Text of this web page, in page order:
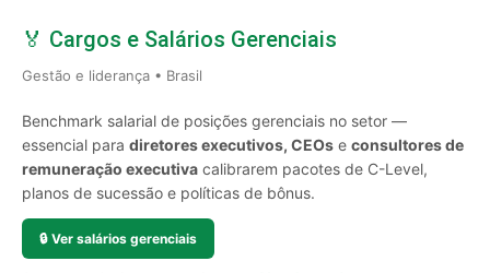
🏅 Cargos e Salários Gerenciais
Gestão e liderança • Brasil
Benchmark salarial de posições gerenciais no setor —
essencial para diretores executivos, CEOs e consultores de
remuneração executiva calibrarem pacotes de C-Level,
planos de sucessão e políticas de bônus.
🔒 Ver salários gerenciais